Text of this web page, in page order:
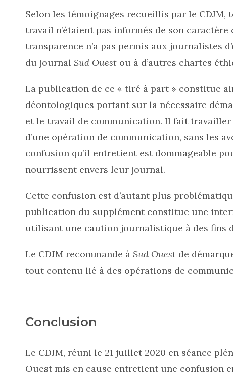
Selon les témoignages recueillis par le
travail n’étaient pas informés de son caractère
transparence n’a pas permis aux journalistes
du journal Sud Ouest ou à d’autres chartes
La publication de ce « tiré à part » constitue
déontologiques portant sur la nécessaire
et le travail de communication. Il fait
d’une opération de communication, sans les
confusion qu’il entretient est dommageable
nourrissent envers leur journal.
Cette confusion est d’autant plus
publication du supplément constitue une
utilisant une caution journalistique à des fins
Le CDJM recommande à Sud Ouest de
tout contenu lié à des opérations de
Conclusion
Le CDJM, réuni le 21 juillet 2020 en séance
Ouest mis en cause entretient une confusion